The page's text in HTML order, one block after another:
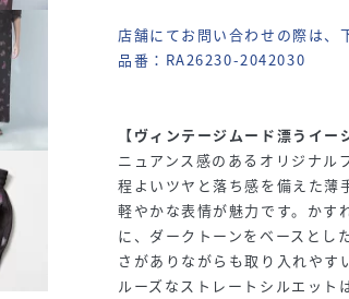
店舗にてお問い合わせの際は、
品番：RA26230-2042030
【ヴィンテージムード漂うイー
ニュアンス感のあるオリジナル
程よいツヤと落ち感を備えた薄
軽やかな表情が魅力です。かす
に、ダークトーンをベースとし
さがありながらも取り入れやす
ルーズなストレートシルエット